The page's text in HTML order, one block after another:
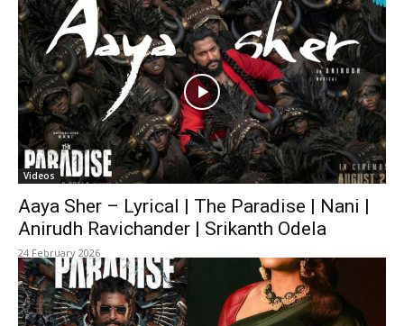
Videos
Aaya Sher – Lyrical | The Paradise | Nani |
Anirudh Ravichander | Srikanth Odela
24 February 2026